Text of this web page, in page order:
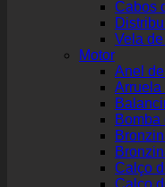
Cabos
Vela
Motor
Anel
Arruela
Bomba
Calço
Calço